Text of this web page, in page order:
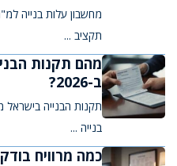
תקציב ...
מהם תקנות
ב-2026?
תקנות הבנייה בישראל
בנייה ...
כמה מרוויח